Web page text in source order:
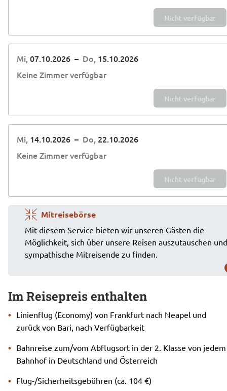
Nicht verfügbar
Mi,07.10.2026 – Do, 15.10.2026
Keine Zimmer verfügbar
Nicht verfügbar
Mi, 14.10.2026 – Do, 22.10.2026
Keine Zimmer verfügbar
Nicht verfügbar
Mitreisebörse
Mit diesem Service bieten wir unseren Gästen die
Möglichkeit, sich über unsere Reisen auszutauschen und
sympathische Mitreisende zu finden.
Im Reisepreis enthalten
Linienflug (Economy) von Frankfurt nach Neapel und
zurück von Bari, nach Verfügbarkeit
Bahnreise zum/vom Abflugsort in der 2. Klasse von jedem
Bahnhof in Deutschland und Österreich
Flug-/Sicherheitsgebühren (ca. 104 €)